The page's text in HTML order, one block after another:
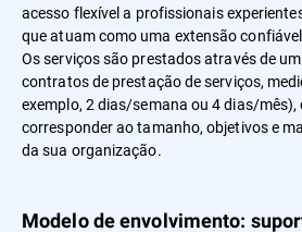
acesso flexível a profissionais
que atuam como uma extensão
Os serviços são prestados através de
contratos de prestação de serviços,
exemplo, 2 dias/semana ou 4 dias/
corresponder ao tamanho, objetivos e
da sua organização.
Modelo de envolvimento: